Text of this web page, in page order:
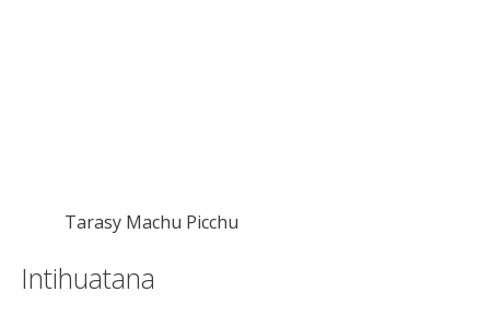
Tarasy Machu Picchu
Intihuatana